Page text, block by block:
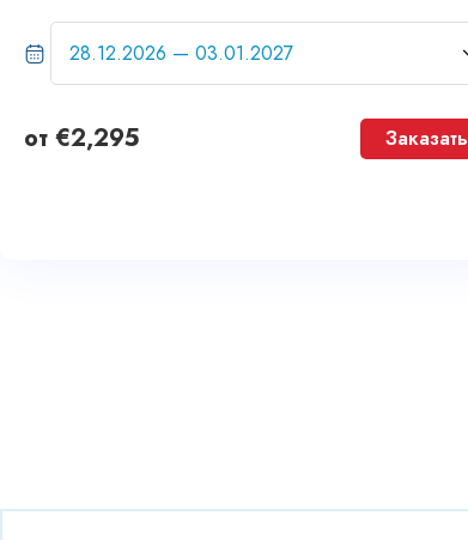
от €2,295 Заказать